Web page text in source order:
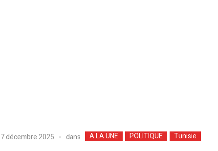
7 décembre 2025 dans A LA UNE POLITIQUE Tunisie